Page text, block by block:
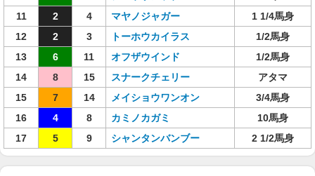
11
2 4 マヤノジャガー
1 1/4馬身
12
2 3 トーホウカイラス
1/2馬身
13
6 11 オフザウインド
1/2馬身
14
8 15 スナークチェリー
アタマ
15
7 14 メイショウワンオン
3/4馬身
16
4 8 カミノカガミ
10馬身
17
5 9 シャンタンバンブー 2 1/2馬身